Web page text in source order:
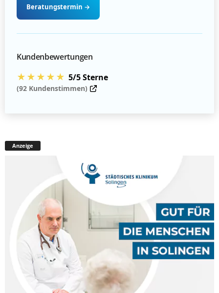
Beratungstermin →
Kundenbewertungen
★★★★★ 5/5 Sterne
(92 Kundenstimmen)
Anzeige